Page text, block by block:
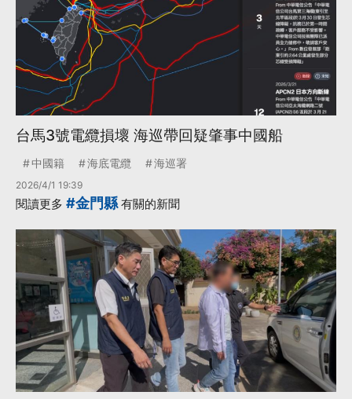
台馬3號電纜損壞 海巡帶回疑肇事中國船
中國籍 海底電纜 海巡署
2026/4/1 19:39
閱讀更多 #金門縣有關的新聞